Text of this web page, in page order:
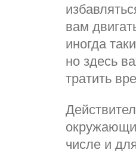
вам
иногда
но здесь
тратить
числе и